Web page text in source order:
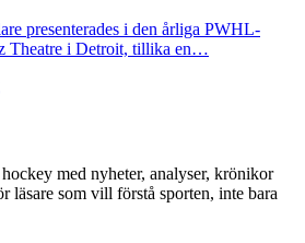
presenterades i den årliga PWHL-
Theatre i Detroit, tillika en…
med nyheter, analyser, krönikor
som vill förstå sporten, inte bara